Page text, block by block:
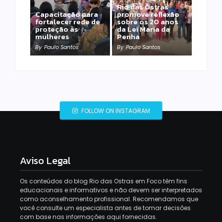
Capacitação para
fortalecer rede de
proteção às
mulheres
By Paulo Santos
Rio das Ostras
promove reflexão
sobre os 20 anos
da Lei Maria da
Penha
By Paulo Santos
FOLLOW ON INSTAGRAM
Aviso Legal
Os conteúdos do blog Rio das Ostras em Foco têm fins
educacionais e informativos e não devem ser interpretados
como aconselhamento profissional. Recomendamos que
você consulte um especialista antes de tomar decisões
com base nas informações aqui fornecidas.